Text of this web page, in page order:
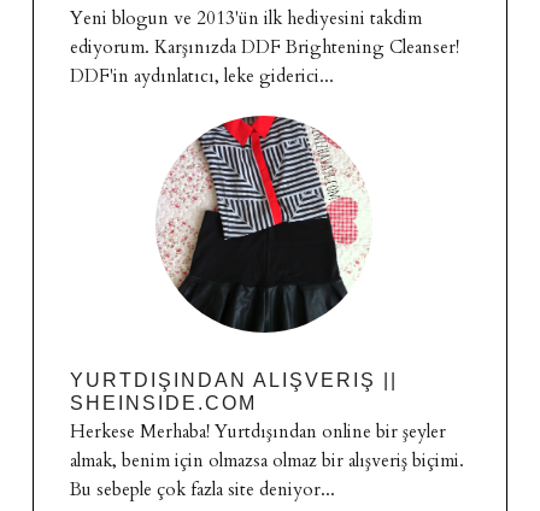
Yeni blogun ve 2013'ün ilk hediyesini takdim
ediyorum. Karşınızda DDF Brightening Cleanser!
DDF'in aydınlatıcı, leke giderici...
YURTDIŞINDAN ALIŞVERIŞ ||
SHEINSIDE.COM
Herkese Merhaba! Yurtdışından online bir şeyler
almak, benim için olmazsa olmaz bir alışveriş biçimi.
Bu sebeple çok fazla site deniyor...